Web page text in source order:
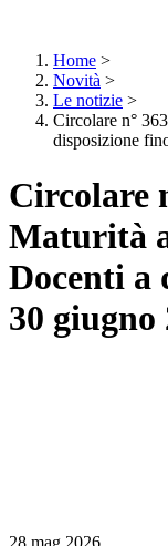
Home >
Novità >
Le notizie >
Circolare n°
disposizione
Circolare
Maturità
Docenti a
30 giugno